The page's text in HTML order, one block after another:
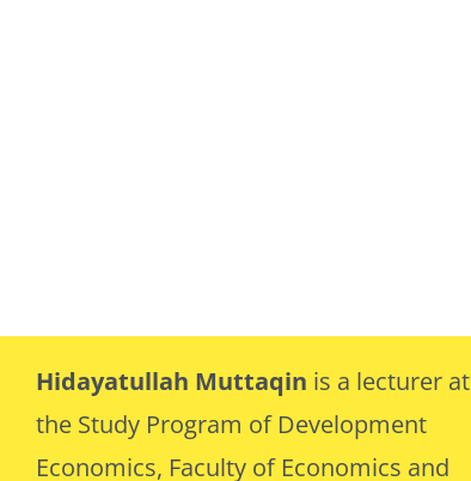
Hidayatullah Muttaqin is a lecturer at
the Study Program of Development
Economics, Faculty of Economics and